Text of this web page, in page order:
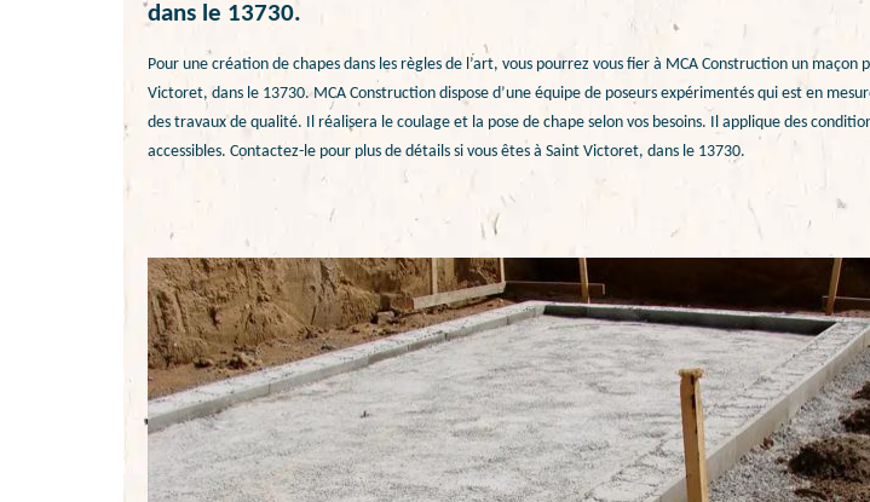
dans le 13730.
Pour une création de chapes dans les règles de l’art, vous pourrez vous fier à MCA Construction un maçon
Victoret, dans le 13730. MCA Construction dispose d’une équipe de poseurs expérimentés qui est en
des travaux de qualité. Il réalisera le coulage et la pose de chape selon vos besoins. Il applique des
accessibles. Contactez-le pour plus de détails si vous êtes à Saint Victoret, dans le 13730.